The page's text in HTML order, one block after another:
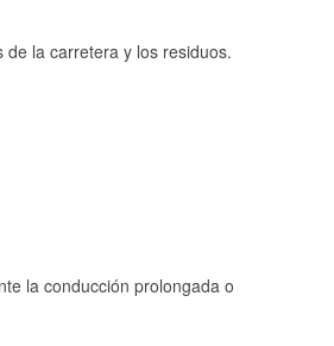
la carretera y los residuos.
la conducción prolongada o